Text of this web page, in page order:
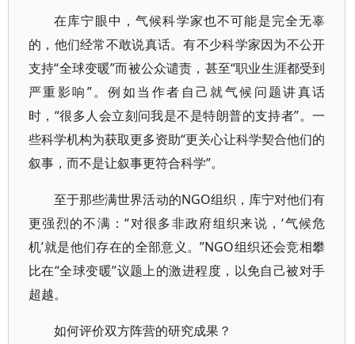
在库宁眼中，气候科学家也不可能是完全无辜
的，他们经常不敢说真话。有不少科学家因为不公开
支持“全球变暖”而被公众谴责，甚至“职业生涯都受到
严重影响”。例如当作者自己就气候问题讲真话
时，“很多人会立刻问我是不是特朗普的支持者”。一
些科学机构为获取更多资助“更关心让科学契合他们的
叙事，而不是让叙事更符合科学”。
至于那些满世界活动的NGO组织，库宁对他们有
更强烈的不满：“对很多非政府组织来说，‘气候危
机’就是他们存在的全部意义。”NGO组织还会竞相攀
比在“全球变暖”议题上的激进程度，以免自己被对手
超越。
如何评价双方阵营的研究成果？